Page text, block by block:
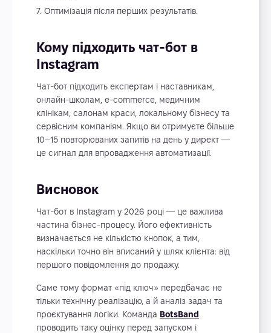
Оптимізація після перших результатів.
Кому підходить чат-бот в
Instagram
Чат-бот підходить експертам і наставникам,
онлайн-школам, e-commerce, медичним
клінікам, салонам краси, локальному бізнесу та
сервісним компаніям. Якщо ви отримуєте більше
10–15 повторюваних запитів на день у директ —
це сигнал для впровадження автоматизації.
Висновок
Чат-бот в Instagram у 2026 році — це важлива
частина бізнес-процесу. Його ефективність
визначається не кількістю кнопок, а тим,
наскільки точно він вписаний у шлях клієнта: від
першого повідомлення до продажу.
Саме тому формат «під ключ» передбачає не
тільки технічну реалізацію, а й аналіз задач та
проєктування логіки. Команда BotsBand
проводить таку оцінку перед запуском і